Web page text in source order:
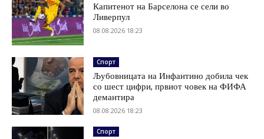
Капитенот на Барселона се сели во
Ливерпул
08.08.2026 18:23
Спорт
Љубовницата на Инфантино добила чек
со шест цифри, првиот човек на ФИФА
демантира
08.08.2026 18:23
Спорт